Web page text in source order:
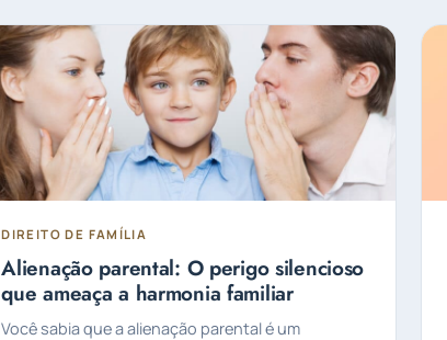
DIREITO DE FAMÍLIA
Alienação parental: O perigo silencioso
que ameaça a harmonia familiar
Você sabia que a alienação parental é um